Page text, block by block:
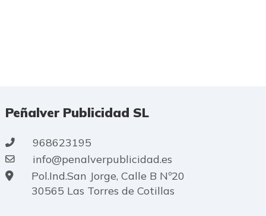
Peñalver Publicidad SL
968623195
info@penalverpublicidad.es
Pol.Ind.San Jorge, Calle B Nº20
30565 Las Torres de Cotillas